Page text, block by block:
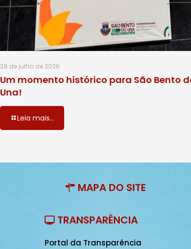
29 de julho de 2026
Um momento histórico para São Bento
Una!
Leia mais...
MAPA DO SITE
TRANSPARÊNCIA
Portal da Transparência